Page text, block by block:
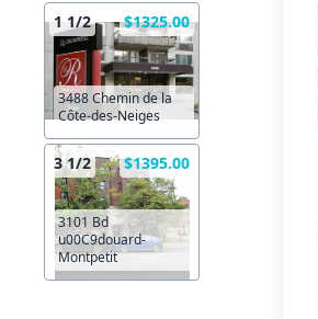
1 1/2 $1325.00
3488 Chemin de la
Côte-des-Neiges
3 1/2 $1395.00
3101 Bd
u00C9douard-
Montpetit